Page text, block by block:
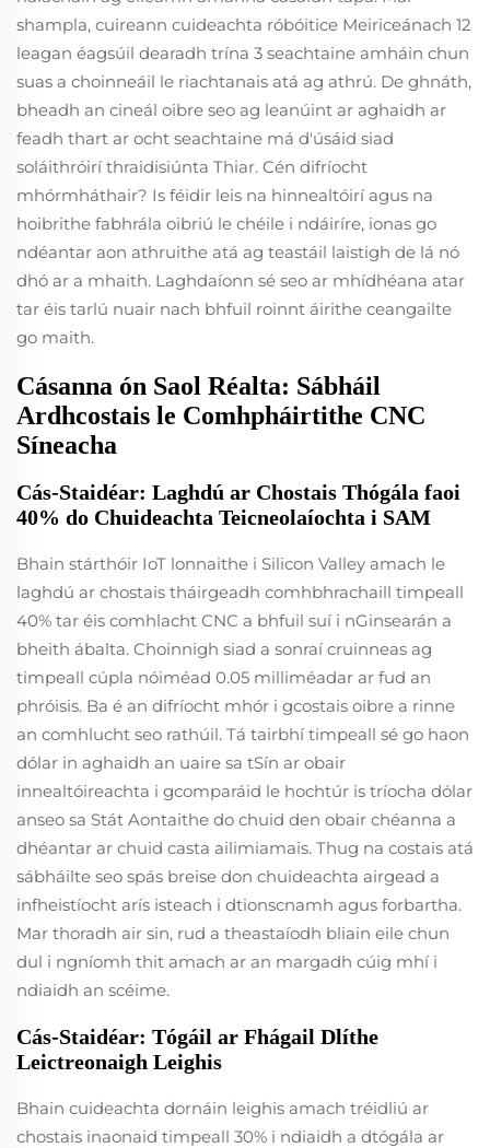
shampla, cuireann cuideachta róbóitice Meiriceánach 12
leagan éagsúil dearadh trína 3 seachtaine amháin chun
suas a choinneáil le riachtanais atá ag athrú. De ghnáth,
bheadh an cineál oibre seo ag leanúint ar aghaidh ar
feadh thart ar ocht seachtaine má d'úsáid siad
soláithróirí thraidisiúnta Thiar. Cén difríocht
mhórmháthair? Is féidir leis na hinnealtóirí agus na
hoibrithe fabhrála oibriú le chéile i ndáiríre, ionas go
ndéantar aon athruithe atá ag teastáil laistigh de lá nó
dhó ar a mhaith. Laghdaíonn sé seo ar mhídhéana atar
tar éis tarlú nuair nach bhfuil roinnt áirithe ceangailte
go maith.
Cásanna ón Saol Réalta: Sábháil
Ardhcostais le Comhpháirtithe CNC
Síneacha
Cás-Staidéar: Laghdú ar Chostais Thógála faoi
40% do Chuideachta Teicneolaíochta i SAM
Bhain stárthóir IoT lonnaithe i Silicon Valley amach le
laghdú ar chostais tháirgeadh comhbhrachaill timpeall
40% tar éis comhlacht CNC a bhfuil suí i nGinsearán a
bheith ábalta. Choinnigh siad a sonraí cruinneas ag
timpeall cúpla nóiméad 0.05 milliméadar ar fud an
phróisis. Ba é an difríocht mhór i gcostais oibre a rinne
an comhlucht seo rathúil. Tá tairbhí timpeall sé go haon
dólar in aghaidh an uaire sa tSín ar obair
innealtóireachta i gcomparáid le hochtúr is tríocha dólar
anseo sa Stát Aontaithe do chuid den obair chéanna a
dhéantar ar chuid casta ailimiamais. Thug na costais atá
sábháilte seo spás breise don chuideachta airgead a
infheistíocht arís isteach i dtionscnamh agus forbartha.
Mar thoradh air sin, rud a theastaíodh bliain eile chun
dul i ngníomh thit amach ar an margadh cúig mhí i
ndiaidh an scéime.
Cás-Staidéar: Tógáil ar Fhágail Dlíthe
Leictreonaigh Leighis
Bhain cuideachta dornáin leighis amach tréidliú ar
chostais inaonaid timpeall 30% i ndiaidh a dtógála ar